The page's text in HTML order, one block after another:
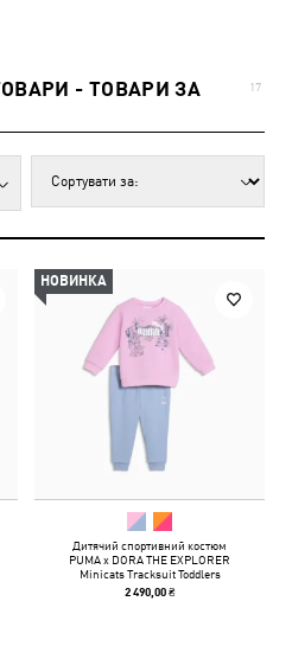
- ТОВАРИ ЗА
17
НОВИНКА
Дитячий спортивний костюм
PUMA x DORA THE EXPLORER
Minicats Tracksuit Toddlers
2 490,00 ₴